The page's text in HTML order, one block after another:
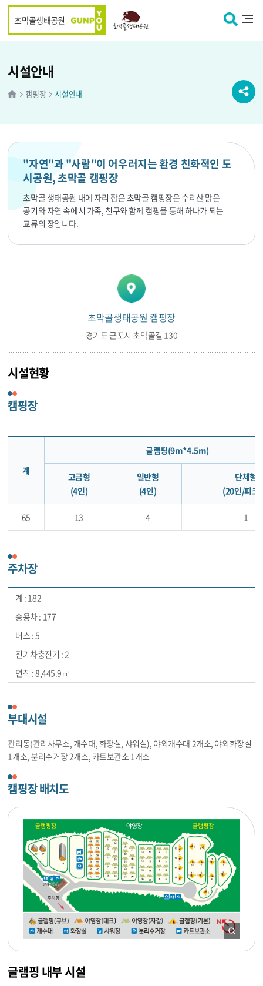
초막골생태공원
캠핑장 시설안내
시설안내
"자연"과 "사람"이 어우러지는 환경 친화적인 도
시공원, 초막골 캠핑장
초막골 생태공원 내에 자리 잡은 초막골 캠핑장은 수리산 맑은
공기와 자연 속에서 가족, 친구와 함께 캠핑을 통해 하나가 되는
교류의 장입니다.
초막골생태공원 캠핑장
경기도 군포시 초막골길 130
시설현황
캠핑장
계
글램핑(9m*4.5m)
고급형
(4인)
일반형
(4인)
단체형
(20인/피크
65 13 4 1
주차장
182
177
5
2
8,445.9㎡
부대시설
관리동(관리사무소, 개수대, 화장실, 샤워실), 야외개수대 2개소, 야외화장실
1개소, 분리수거장 2개소, 카트보관소 1개소
캠핑장 배치도
글램핑 내부 시설